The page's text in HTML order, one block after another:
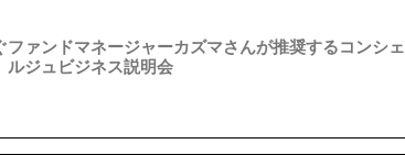
ァンドマネージャーカズマさんが推奨するコンシェ
ルジュビジネス説明会